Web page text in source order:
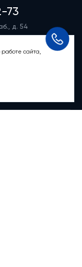
73
д. 54
продаж
сайта,